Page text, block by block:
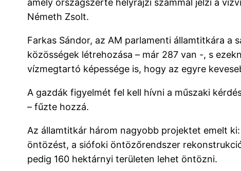
amely országszerte helyrajzi számmal jelzi a
Németh Zsolt.
Farkas Sándor, az AM parlamenti államtitkára
közösségek létrehozása – már 287 van -, s
vízmegtartó képessége is, hogy az egyre
A gazdák figyelmét fel kell hívni a műszaki
– fűzte hozzá.
Az államtitkár három nagyobb projektet emelt
öntözést, a siófoki öntözőrendszer
pedig 160 hektárnyi területen lehet öntözni.